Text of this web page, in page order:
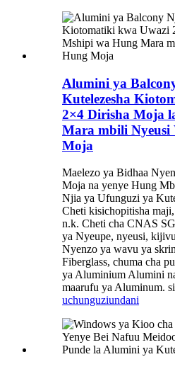
Alumini ya
Kutelezesha
2×4 Dirisha Moja
Mara mbili Nyeusi
Moja
Maelezo ya Bidhaa
Moja na yenye Hung
Njia ya Ufunguzi ya
Cheti kisichopitisha
n.k. Cheti cha CNAS
ya Nyeupe, nyeusi,
Nyenzo ya wavu ya
Fiberglass, chuma cha
ya Aluminium Alumini
maarufu ya Aluminum.
uchunguziundani